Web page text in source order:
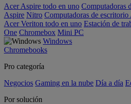
Acer Aspire todo en uno Computadoras
Aspire Nitro Computadoras de
Acer Veriton todo en uno Estación de
One Chromebox Mini PC
Windows
Chromebooks
Pro categoría
Negocios Gaming en la nube Día a día
Por solución